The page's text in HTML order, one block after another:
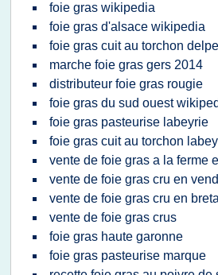
foie gras wikipedia
foie gras d'alsace wikipedia
foie gras cuit au torchon
marche foie gras gers 2014
distributeur foie gras rougie
foie gras du sud ouest
foie gras pasteurise labeyrie
foie gras cuit au torchon
vente de foie gras a la ferme
vente de foie gras cru en
vente de foie gras cru en
vente de foie gras crus
foie gras haute garonne
foie gras pasteurise marque